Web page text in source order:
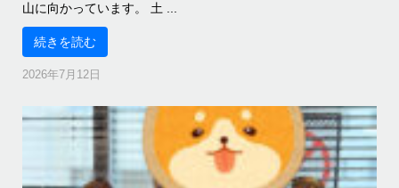
山に向かっています。 土 ...
続きを読む
2026年7月12日